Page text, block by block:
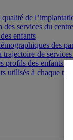
de
des services du
enfants
des
de
des enfants et
utilisés à chaque